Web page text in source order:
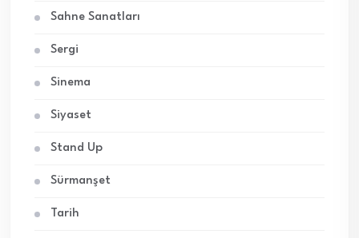
Sahne Sanatları
Sergi
Sinema
Siyaset
Stand Up
Sürmanşet
Tarih